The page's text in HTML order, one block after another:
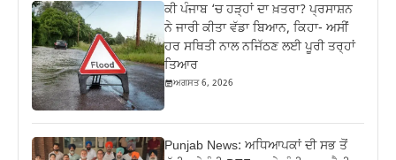
ਕੀ ਪੰਜਾਬ ‘ਚ ਹੜ੍ਹਾਂ ਦਾ ਖ਼ਤਰਾ? ਪ੍ਰਸਾਸ਼ਨ
ਨੇ ਜਾਰੀ ਕੀਤਾ ਵੱਡਾ ਬਿਆਨ, ਕਿਹਾ- ਅਸੀਂ
ਹਰ ਸਥਿਤੀ ਨਾਲ ਨਜਿੱਠਣ ਲਈ ਪੂਰੀ ਤਰ੍ਹਾਂ
ਤਿਆਰ
ਅਗਸਤ 6, 2026
Punjab News: ਅਧਿਆਪਕਾਂ ਦੀ ਸਭ ਤੋਂ